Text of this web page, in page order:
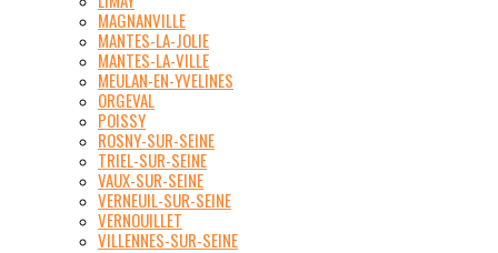
MAGNANVILLE
MANTES-LA-JOLIE
MANTES-LA-VILLE
MEULAN-EN-YVELINES
ORGEVAL
POISSY
ROSNY-SUR-SEINE
TRIEL-SUR-SEINE
VAUX-SUR-SEINE
VERNEUIL-SUR-SEINE
VERNOUILLET
VILLENNES-SUR-SEINE